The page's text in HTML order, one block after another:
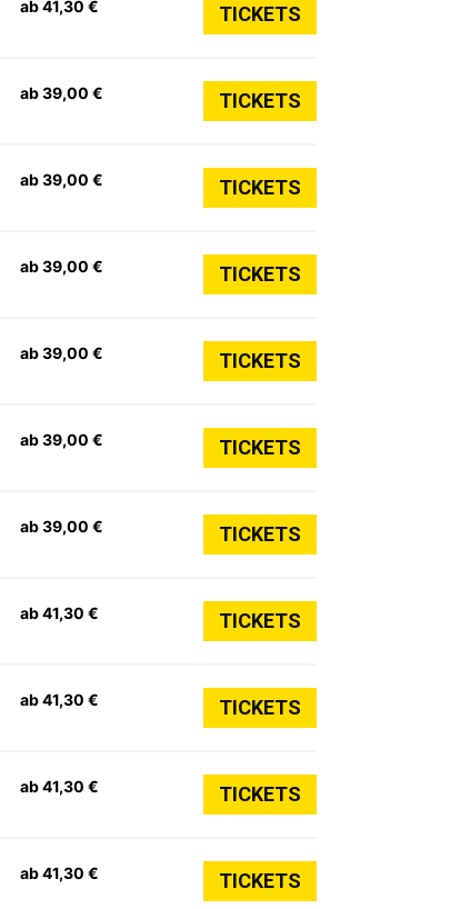
ab 41,30 € TICKETS
ab 39,00 € TICKETS
ab 39,00 € TICKETS
ab 39,00 € TICKETS
ab 39,00 € TICKETS
ab 39,00 € TICKETS
ab 39,00 € TICKETS
ab 41,30 € TICKETS
ab 41,30 € TICKETS
ab 41,30 € TICKETS
ab 41,30 € TICKETS